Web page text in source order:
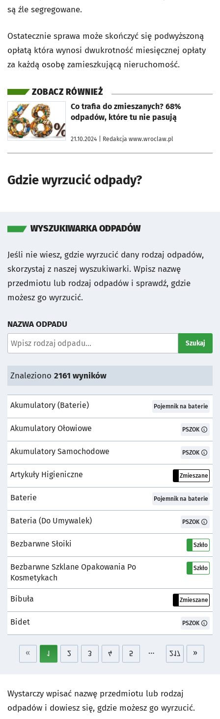
są źle segregowane.
Ostatecznie sprawa może skończyć się podwyższoną
opłatą która wynosi dwukrotność miesięcznej opłaty
za każdą osobę zamieszkującą nieruchomość.
ZOBACZ RÓWNIEŻ
Co trafia do zmieszanych? 68%
odpadów, które tu nie pasują
21.10.2024 | Redakcja www.wroclaw.pl
otworzy się w nowej karcie
Gdzie wyrzucić odpady?
WYSZUKIWARKA ODPADÓW
Jeśli nie wiesz, gdzie wyrzucić dany rodzaj odpadów,
skorzystaj z naszej wyszukiwarki. Wpisz nazwę
przedmiotu lub rodzaj odpadów i sprawdź, gdzie
możesz go wyrzucić.
NAZWA ODPADU
Wyszukaj odpad:
Szukaj
Znaleziono 2161 wyników
Akumulatory (baterie) Pojemnik:
Pojemnik na baterie
Akumulatory Ołowiowe Pojemnik:
PSZOK
Akumulatory Samochodowe Pojemnik:
PSZOK
Artykuły Higieniczne Pojemnik:
Zmieszane
Baterie Pojemnik:
Pojemnik na baterie
Bateria (do Umywalek) Pojemnik:
PSZOK
Bezbarwne Słoiki Pojemnik:
Szkło
Bezbarwne Szklane Opakowania Po
Kosmetykach
Pojemnik:
Szkło
Bibuła Pojemnik:
Zmieszane
Bidet Pojemnik:
PSZOK
« 1 2 3 4 5 … 217 »
Wystarczy wpisać nazwę przedmiotu lub rodzaj
odpadów i dowiesz się, gdzie możesz go wyrzucić.